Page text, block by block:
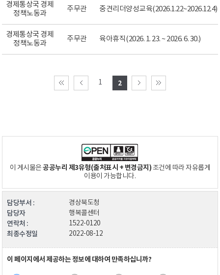
경제통상국 경제
정책노동과
주무관 중견리더양성교육(2026.1.22~2026.12.4)
경제통상국 경제
정책노동과
주무관 육아휴직(2026. 1. 23. ~ 2026. 6. 30.)
1 2
이 게시물은공공누리 제3유형(출처표시 + 변경금지)조건에 따라 자유롭게
이용이 가능합니다.
담당부서 : 경상북도청
담당자 행복콜센터
연락처 : 1522-0120
최종수정일 2022-08-12
이 페이지에서 제공하는 정보에 대하여 만족하십니까?